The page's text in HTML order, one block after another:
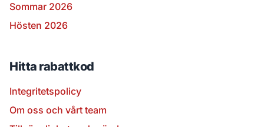
Sommar 2026
Hösten 2026
Hitta rabattkod
Integritetspolicy
Om oss och vårt team